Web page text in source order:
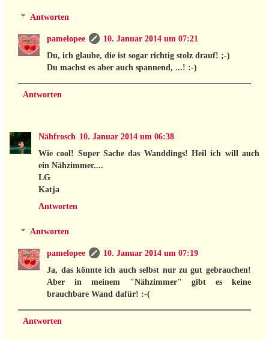
Antworten
pamelopee
10. Januar 2014 um 07:21
Du, ich glaube, die ist sogar richtig stolz drauf! ;-)
Du machst es aber auch spannend, ...! :-)
Antworten
Nähfrosch 10. Januar 2014 um 06:38
Wie cool! Super Sache das Wanddings! Heil ich will auch
ein Nähzimmer....
LG
Katja
Antworten
Antworten
pamelopee
10. Januar 2014 um 07:19
Ja, das könnte ich auch selbst nur zu gut gebrauchen!
Aber in meinem "Nähzimmer" gibt es keine
brauchbare Wand dafür! :-(
Antworten